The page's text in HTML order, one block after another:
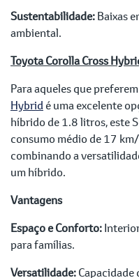
Sustentabilidade:Baixas
ambiental.
Toyota Corolla Cross
Para aqueles que
Hybridé uma excelente
híbrido de 1.8 litros, este
consumo médio de 17
combinando a
um híbrido.
Vantagens
Espaço e Conforto:
para famílias.
Versatilidade:Capacidade